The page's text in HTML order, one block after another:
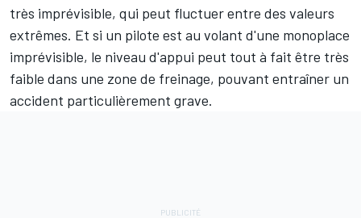
très imprévisible, qui peut fluctuer entre des valeurs
extrêmes. Et si un pilote est au volant d'une monoplace
imprévisible, le niveau d'appui peut tout à fait être très
faible dans une zone de freinage, pouvant entraîner un
accident particulièrement grave.